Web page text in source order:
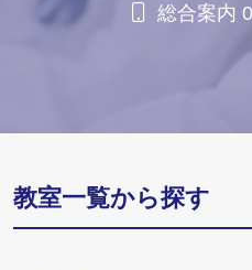
総合案内
教室一覧から探す